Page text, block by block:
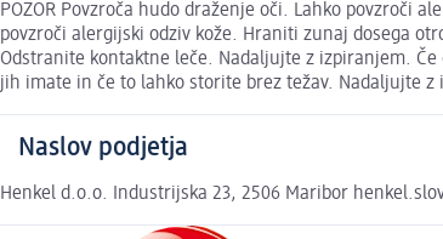
POZOR Povzroča hudo draženje oči. Lahko povzroči
povzroči alergijski odziv kože. Hraniti zunaj dosega
Odstranite kontaktne leče. Nadaljujte z izpiranjem.
jih imate in če to lahko storite brez težav. Nadaljujte
Naslov podjetja
Henkel d.o.o. Industrijska 23, 2506 Maribor